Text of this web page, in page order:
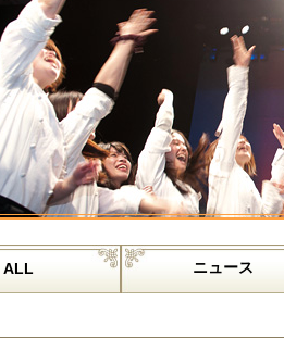
ALL ニュース